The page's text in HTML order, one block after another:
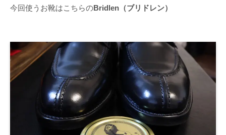
今回使うお靴はこちらのBridlen（ブリドレン）